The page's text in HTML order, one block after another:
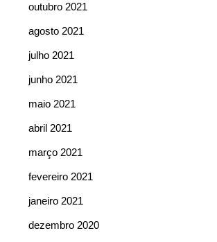
outubro 2021
agosto 2021
julho 2021
junho 2021
maio 2021
abril 2021
março 2021
fevereiro 2021
janeiro 2021
dezembro 2020